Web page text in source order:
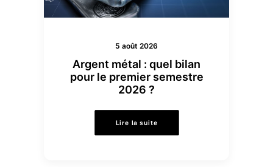
5 août 2026
Argent métal : quel bilan
pour le premier semestre
2026 ?
Lire la suite